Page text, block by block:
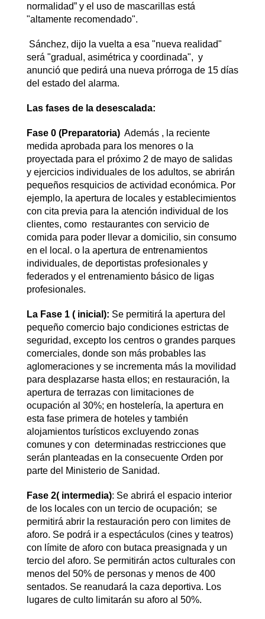
normalidad” y el uso de mascarillas está
"altamente recomendado".
Sánchez, dijo la vuelta a esa "nueva realidad"
será "gradual, asimétrica y coordinada", y
anunció que pedirá una nueva prórroga de 15 días
del estado del alarma.
Las fases de la desescalada:
Fase 0 (Preparatoria)Además , la reciente
medida aprobada para los menores o la
proyectada para el próximo 2 de mayo de salidas
y ejercicios individuales de los adultos, se abrirán
pequeños resquicios de actividad económica. Por
ejemplo, la apertura de locales y establecimientos
con cita previa para la atención individual de los
clientes, como restaurantes con servicio de
comida para poder llevar a domicilio, sin consumo
en el local. o la apertura de entrenamientos
individuales, de deportistas profesionales y
federados y el entrenamiento básico de ligas
profesionales.
La Fase 1 ( inicial): Se permitirá la apertura del
pequeño comercio bajo condiciones estrictas de
seguridad, excepto los centros o grandes parques
comerciales, donde son más probables las
aglomeraciones y se incrementa más la movilidad
para desplazarse hasta ellos; en restauración, la
apertura de terrazas con limitaciones de
ocupación al 30%; en hostelería, la apertura en
esta fase primera de hoteles y también
alojamientos turísticos excluyendo zonas
comunes y con determinadas restricciones que
serán planteadas en la consecuente Orden por
parte del Ministerio de Sanidad.
Fase 2( intermedia): Se abrirá el espacio interior
de los locales con un tercio de ocupación; se
permitirá abrir la restauración pero con limites de
aforo. Se podrá ir a espectáculos (cines y teatros)
con límite de aforo con butaca preasignada y un
tercio del aforo. Se permitirán actos culturales con
menos del 50% de personas y menos de 400
sentados. Se reanudará la caza deportiva. Los
lugares de culto limitarán su aforo al 50%.